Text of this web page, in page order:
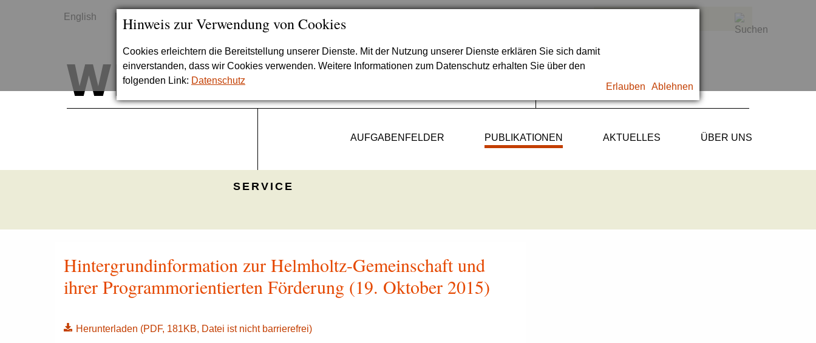
Hinweis zur Verwendung von Cookies
Cookies erleichtern die Bereitstellung unserer Dienste. Mit der Nutzung unserer Dienste erklären Sie sich damit
einverstanden, dass wir Cookies verwenden. Weitere Informationen zum Datenschutz erhalten Sie über den
folgenden Link: Datenschutz
Erlauben Ablehnen
English
AUFGABENFELDER PUBLIKATIONEN AKTUELLES ÜBER UNS
SERVICE
Hintergrundinformation zur Helmholtz-Gemeinschaft und
ihrer Programmorientierten Förderung (19. Oktober 2015)
Herunterladen (PDF, 181KB, Datei ist nicht barrierefrei)